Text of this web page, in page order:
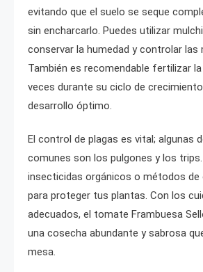
evitando que el suelo se seque
sin encharcarlo. Puedes utilizar
conservar la humedad y controlar las
También es recomendable fertilizar
veces durante su ciclo de
desarrollo óptimo.
El control de plagas es vital; algunas
comunes son los pulgones y los
insecticidas orgánicos o métodos
para proteger tus plantas. Con los
adecuados, el tomate Frambuesa
una cosecha abundante y sabrosa
mesa.